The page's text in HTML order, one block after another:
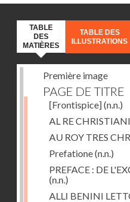
TABLE
DES
MATIÈRES
TABLE DES
ILLUSTRATIONS
Première image
PAGE DE TITRE
[Frontispice](n.n.)
AL RE
AU ROY TRES
Prefatione(n.n.)
PREFACE : DE
(n.n.)
ALLI BENINI